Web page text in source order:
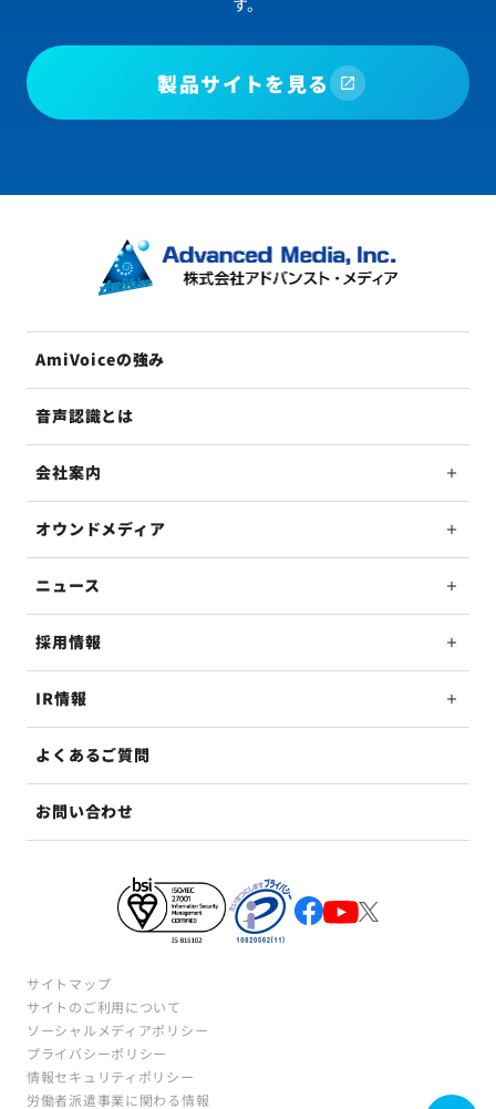
す。
製品サイトを見る
AmiVoiceの強み
音声認識とは
会社案内
オウンドメディア
ニュース
採用情報
IR情報
よくあるご質問
お問い合わせ
サイトマップ
サイトのご利用について
ソーシャルメディアポリシー
プライバシーポリシー
情報セキュリティポリシー
労働者派遣事業に関わる情報